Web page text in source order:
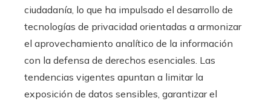
ciudadanía, lo que ha impulsado el desarrollo de
tecnologías de privacidad orientadas a armonizar
el aprovechamiento analítico de la información
con la defensa de derechos esenciales. Las
tendencias vigentes apuntan a limitar la
exposición de datos sensibles, garantizar el